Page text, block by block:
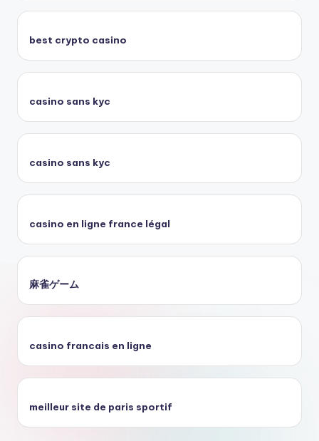
best crypto casino
casino sans kyc
casino sans kyc
casino en ligne france légal
麻雀ゲーム
casino francais en ligne
meilleur site de paris sportif